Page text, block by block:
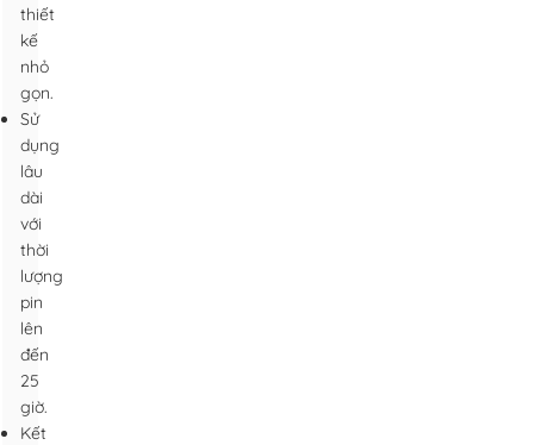
thiết
kế
nhỏ
gọn.
Sử
dụng
lâu
dài
với
thời
lượng
pin
lên
đến
25
giờ.
Kết